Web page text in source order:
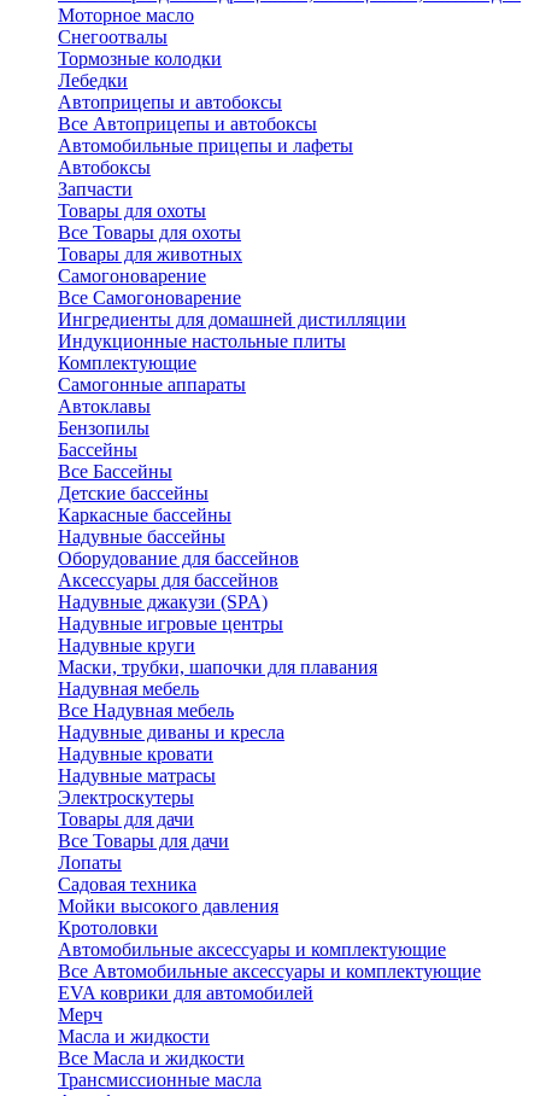
Моторное масло
Снегоотвалы
Тормозные колодки
Лебедки
Автоприцепы и автобоксы
Все Автоприцепы и автобоксы
Автомобильные прицепы и лафеты
Автобоксы
Запчасти
Товары для охоты
Все Товары для охоты
Товары для животных
Самогоноварение
Все Самогоноварение
Ингредиенты для домашней дистилляции
Индукционные настольные плиты
Комплектующие
Самогонные аппараты
Автоклавы
Бензопилы
Бассейны
Все Бассейны
Детские бассейны
Каркасные бассейны
Надувные бассейны
Оборудование для бассейнов
Аксессуары для бассейнов
Надувные джакузи (SPA)
Надувные игровые центры
Надувные круги
Маски, трубки, шапочки для плавания
Надувная мебель
Все Надувная мебель
Надувные диваны и кресла
Надувные кровати
Надувные матрасы
Электроскутеры
Товары для дачи
Все Товары для дачи
Лопаты
Садовая техника
Мойки высокого давления
Кротоловки
Автомобильные аксессуары и комплектующие
Все Автомобильные аксессуары и комплектующие
EVA коврики для автомобилей
Мерч
Масла и жидкости
Все Масла и жидкости
Трансмиссионные масла